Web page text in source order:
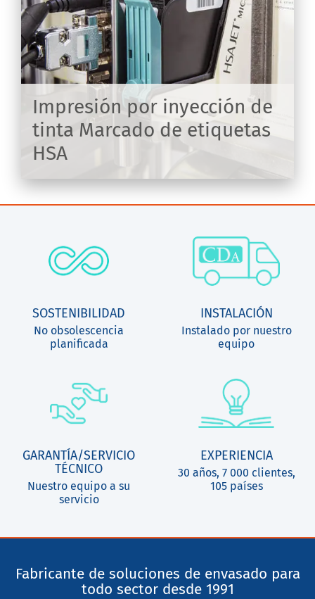
Impresión por inyección de
tinta Marcado de etiquetas
HSA
SOSTENIBILIDAD
No obsolescencia
planificada
INSTALACIÓN
Instalado por nuestro
equipo
GARANTÍA/SERVICIO
TÉCNICO
Nuestro equipo a su
servicio
EXPERIENCIA
30 años, 7 000 clientes,
105 países
Fabricante de soluciones de envasado para
todo sector desde 1991